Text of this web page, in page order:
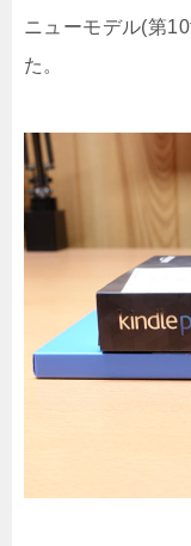
ニューモデル(第
た。